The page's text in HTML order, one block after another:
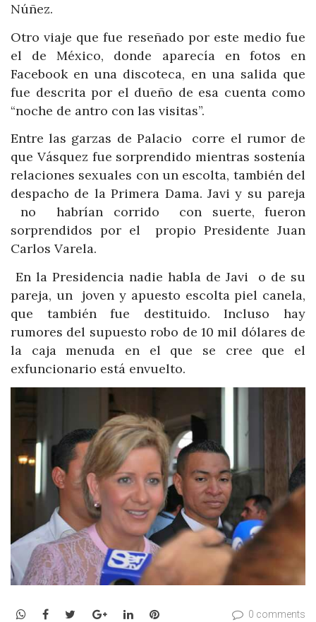
Núñez.
Otro viaje que fue reseñado por este medio fue
el de México, donde aparecía en fotos en
Facebook en una discoteca, en una salida que
fue descrita por el dueño de esa cuenta como
“noche de antro con las visitas”.
Entre las garzas de Palacio corre el rumor de
que Vásquez fue sorprendido mientras sostenía
relaciones sexuales con un escolta, también del
despacho de la Primera Dama. Javi y su pareja
no habrían corrido con suerte, fueron
sorprendidos por el propio Presidente Juan
Carlos Varela.
En la Presidencia nadie habla de Javi o de su
pareja, un joven y apuesto escolta piel canela,
que también fue destituido. Incluso hay
rumores del supuesto robo de 10 mil dólares de
la caja menuda en el que se cree que el
exfuncionario está envuelto.
WhatsApp
Facebook
TwitterGoogle+LinkedInPinterest 0 comments